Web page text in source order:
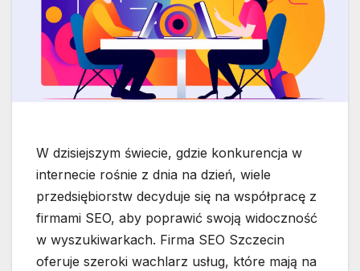
W dzisiejszym świecie, gdzie konkurencja w
internecie rośnie z dnia na dzień, wiele
przedsiębiorstw decyduje się na współpracę z
firmami SEO, aby poprawić swoją widoczność
w wyszukiwarkach. Firma SEO Szczecin
oferuje szeroki wachlarz usług, które mają na